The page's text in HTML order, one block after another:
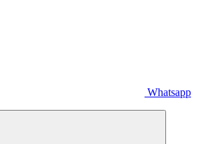
Whatsapp